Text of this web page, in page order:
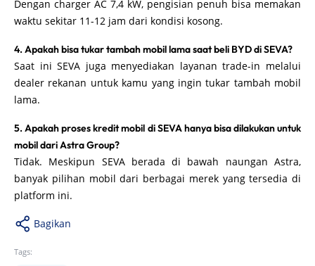
Dengan charger AC 7,4 kW, pengisian penuh bisa memakan
waktu sekitar 11-12 jam dari kondisi kosong.
4. Apakah bisa tukar tambah mobil lama saat beli BYD di SEVA?
Saat ini SEVA juga menyediakan layanan trade-in melalui
dealer rekanan untuk kamu yang ingin tukar tambah mobil
lama.
5. Apakah proses kredit mobil di SEVA hanya bisa dilakukan untuk
mobil dari Astra Group?
Tidak. Meskipun SEVA berada di bawah naungan Astra,
banyak pilihan mobil dari berbagai merek yang tersedia di
platform ini.
Bagikan
Tags: